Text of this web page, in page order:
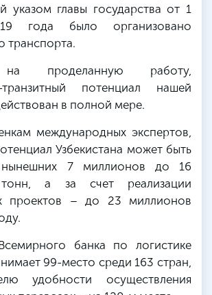
указом главы государства от 1
года было организовано
транспорта.
проделанную работу,
транзитный потенциал нашей
в полной мере.
международных экспертов,
Узбекистана может быть
7 миллионов до 16
а за счет реализации
проектов – до 23 миллионов
банка по логистике
99-место среди 163 стран,
удобности осуществления